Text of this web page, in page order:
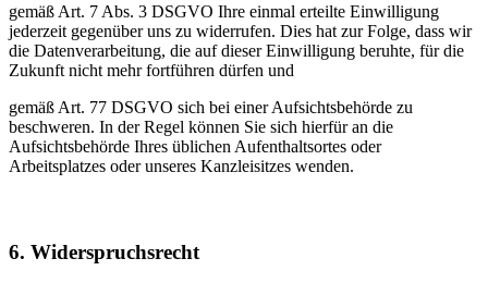
gemäß Art. 7 Abs. 3 DSGVO Ihre einmal erteilte Einwilligung
jederzeit gegenüber uns zu widerrufen. Dies hat zur Folge, dass wir
die Datenverarbeitung, die auf dieser Einwilligung beruhte, für die
Zukunft nicht mehr fortführen dürfen und
gemäß Art. 77 DSGVO sich bei einer Aufsichtsbehörde zu
beschweren. In der Regel können Sie sich hierfür an die
Aufsichtsbehörde Ihres üblichen Aufenthaltsortes oder
Arbeitsplatzes oder unseres Kanzleisitzes wenden.
6. Widerspruchsrecht